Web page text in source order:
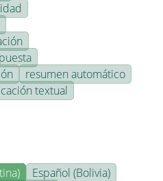
resumen automático
textual
Español (Bolivia)